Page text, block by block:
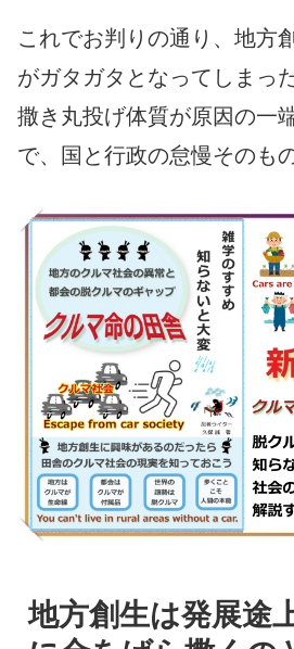
これでお判りの通り、地方
がガタガタとなってしまっ
撒き丸投げ体質が原因の一
で、国と行政の怠慢そのも
地方創生は発展途